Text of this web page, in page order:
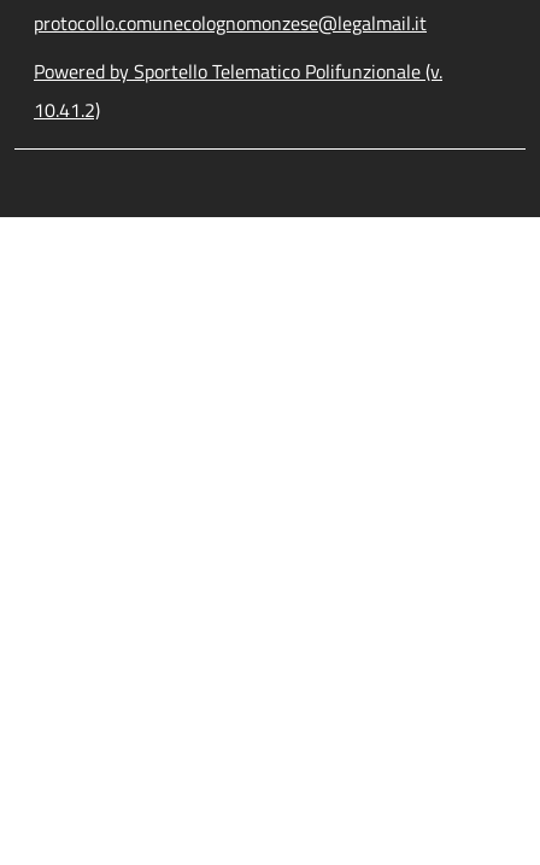
protocollo.comunecolognomonzese@legalmail.it
Powered by Sportello Telematico Polifunzionale (v.
10.41.2)